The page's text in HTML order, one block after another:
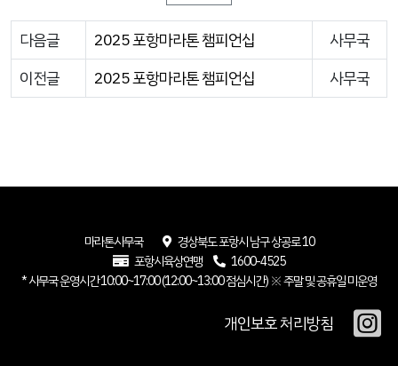
다음글 2025 포항마라톤 챔피언십
사무국
이전글
2025 포항마라톤 챔피언십 사무국
마라톤사무국
경상북도 포항시 남구 상공로 10
포항시육상연맹
1600-4525
* 사무국 운영시간 10:00~17:00 (12:00~13:00 점심시간) ※ 주말 및 공휴일 미운영
개인보호 처리방침